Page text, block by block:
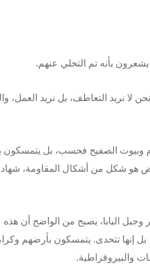
بأنه تم التخلي عنهم.
لا نريد التعاطف، بل نريد العمل،
وبيوت الصفيح فحسب، بل يتمسكون
هو شكل من أشكال المقاومة،
البابا، يصبح من الواضح أن هذه
إنها تتحدى. يتمسكون بأرضهم
والبيروقراطية.